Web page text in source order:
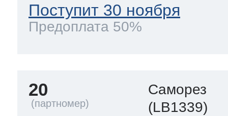
холод.камер
Поступит 30 ноября
Предоплата 50%
20
Саморез
(LB1339)